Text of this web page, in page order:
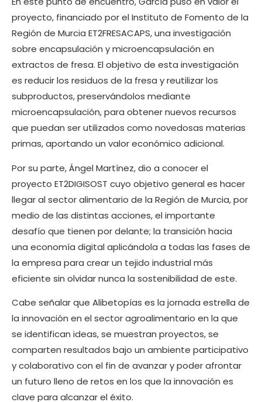
proyecto, financiado por el Instituto de Fomento de la
Región de Murcia ET2FRESACAPS, una investigación
sobre encapsulación y microencapsulación en
extractos de fresa. El objetivo de esta investigación
es reducir los residuos de la fresa y reutilizar los
subproductos, preservándolos mediante
microencapsulación, para obtener nuevos recursos
que puedan ser utilizados como novedosas materias
primas, aportando un valor económico adicional.
Por su parte, Ángel Martínez, dio a conocer el
proyecto ET2DIGISOST cuyo objetivo general es hacer
llegar al sector alimentario de la Región de Murcia, por
medio de las distintas acciones, el importante
desafío que tienen por delante; la transición hacia
una economía digital aplicándola a todas las fases de
la empresa para crear un tejido industrial más
eficiente sin olvidar nunca la sostenibilidad de este.
Cabe señalar que Alibetopías es la jornada estrella de
la innovación en el sector agroalimentario en la que
se identifican ideas, se muestran proyectos, se
comparten resultados bajo un ambiente participativo
y colaborativo con el fin de avanzar y poder afrontar
un futuro lleno de retos en los que la innovación es
clave para alcanzar el éxito.